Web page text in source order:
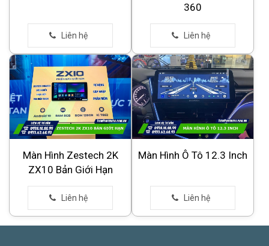
360
Màn Hình Zestech 2K
ZX10 Bản Giới Hạn
Màn Hình Ô Tô 12.3 Inch